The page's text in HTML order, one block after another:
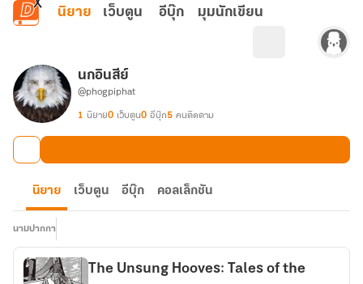
ข้ามไปยังเนื้อหาหลัก
นิยาย เว็บตูน อีบุ๊ก มุมนักเขียน
นกอินสีย์
@phogpiphat
1 นิยาย0 เว็บตูน0 อีบุ๊ก5 คนติดตาม
นิยาย เว็บตูน อีบุ๊ก คอลเล็กชัน
นามปากกา
The Unsung Hooves: Tales of the